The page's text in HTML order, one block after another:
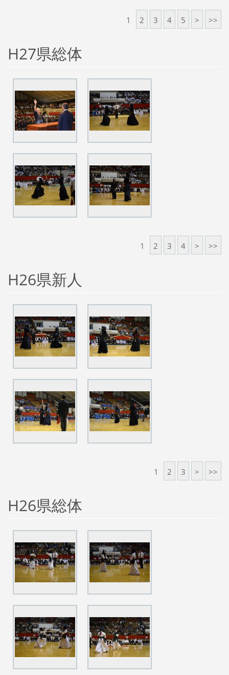
1 2 3 4 5 > >>
H27県総体
1 2 3 4 > >>
H26県新人
1 2 3 > >>
H26県総体